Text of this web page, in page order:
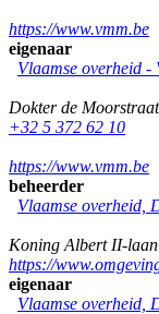
https://www.vmm.be
eigenaar
Vlaamse overheid
Dokter de
+32 5 372 62 10
https://www.vmm.be
beheerder
Vlaamse overheid,
Koning Albert II-
https://
eigenaar
Vlaamse overheid,